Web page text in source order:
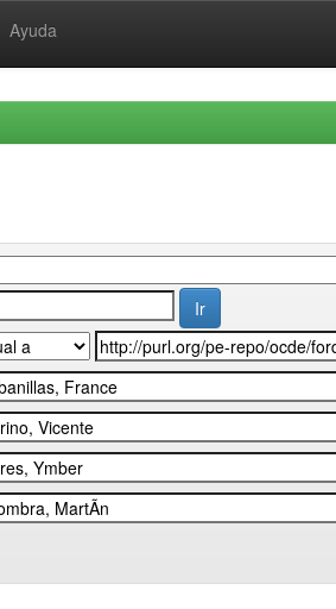
Ayuda